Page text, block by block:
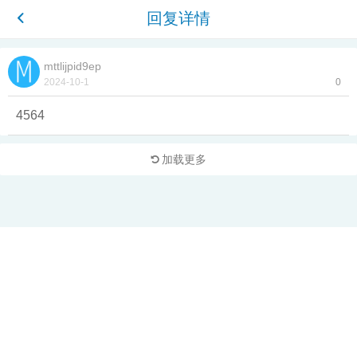
回复详情
mttlijpid9ep
2024-10-1 0
4564
加载更多